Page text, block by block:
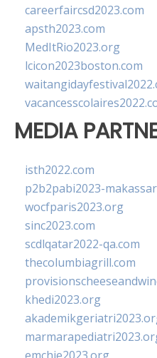
careerfaircsd2023.com
apsth2023.com
MedItRio2023.org
lcicon2023boston.com
MEDIA
isth2022.com
p2b2pabi2023-
wocfparis2023.org
sinc2023.com
scdlqatar2022-qa.com
thecolumbiagrill.com
khedi2023.org